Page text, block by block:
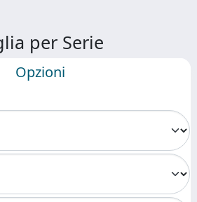
per Serie
Opzioni